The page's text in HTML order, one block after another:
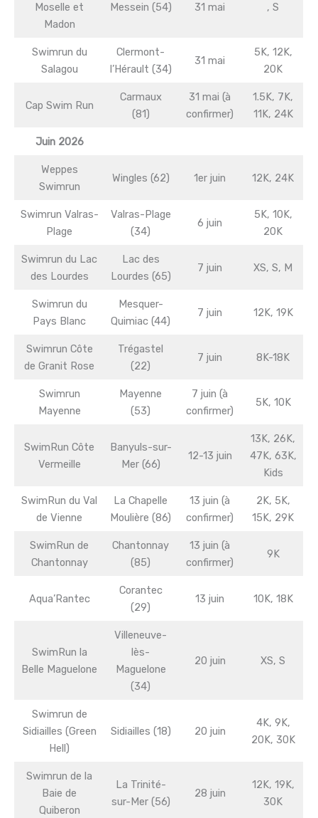
Moselle et
Madon
Messein (54) 31 mai , S
Swimrun du
Salagou
Clermont-
l’Hérault (34)
31 mai
5K, 12K,
20K
Cap Swim Run
Carmaux
(81)
31 mai (à
confirmer)
1.5K, 7K,
11K, 24K
Juin 2026
Weppes
Swimrun
Wingles (62) 1er juin 12K, 24K
Swimrun Valras-
Plage
Valras-Plage
(34)
6 juin
5K, 10K,
20K
Swimrun du Lac
des Lourdes
Lac des
Lourdes (65)
7 juin XS, S, M
Swimrun du
Pays Blanc
Mesquer-
Quimiac (44)
7 juin 12K, 19K
Swimrun Côte
de Granit Rose
Trégastel
(22)
7 juin 8K-18K
Swimrun
Mayenne
Mayenne
(53)
7 juin (à
confirmer)
5K, 10K
SwimRun Côte
Vermeille
Banyuls-sur-
Mer (66)
12-13 juin
13K, 26K,
47K, 63K,
Kids
SwimRun du Val
de Vienne
La Chapelle
Moulière (86)
13 juin (à
confirmer)
2K, 5K,
15K, 29K
SwimRun de
Chantonnay
Chantonnay
(85)
13 juin (à
confirmer)
9K
Aqua’Rantec
Corantec
(29)
13 juin 10K, 18K
SwimRun la
Belle Maguelone
Villeneuve-
lès-
Maguelone
(34)
20 juin XS, S
Swimrun de
Sidiailles (Green
Hell)
Sidiailles (18) 20 juin
4K, 9K,
20K, 30K
Swimrun de la
Baie de
Quiberon
La Trinité-
sur-Mer (56)
28 juin
12K, 19K,
30K